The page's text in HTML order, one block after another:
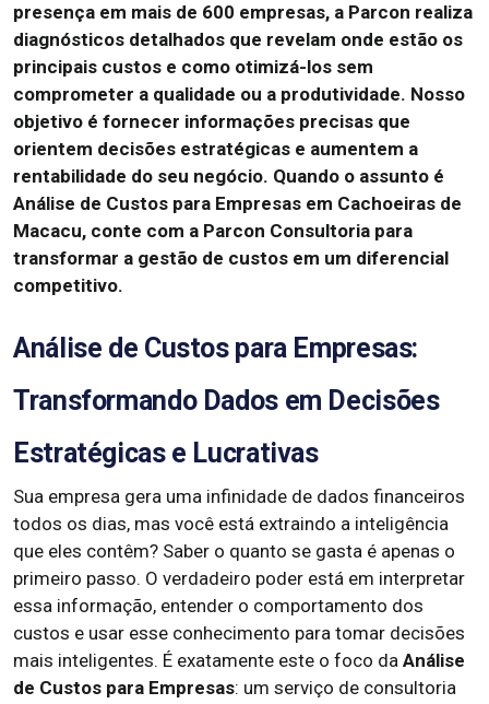
presença em mais de 600 empresas, a Parcon realiza
diagnósticos detalhados que revelam onde estão os
principais custos e como otimizá-los sem
comprometer a qualidade ou a produtividade. Nosso
objetivo é fornecer informações precisas que
orientem decisões estratégicas e aumentem a
rentabilidade do seu negócio. Quando o assunto é
Análise de Custos para Empresas em Cachoeiras de
Macacu, conte com a Parcon Consultoria para
transformar a gestão de custos em um diferencial
competitivo.
Análise de Custos para Empresas:
Transformando Dados em Decisões
Estratégicas e Lucrativas
Sua empresa gera uma infinidade de dados financeiros
todos os dias, mas você está extraindo a inteligência
que eles contêm? Saber o quanto se gasta é apenas o
primeiro passo. O verdadeiro poder está em interpretar
essa informação, entender o comportamento dos
custos e usar esse conhecimento para tomar decisões
mais inteligentes. É exatamente este o foco da Análise
de Custos para Empresas: um serviço de consultoria